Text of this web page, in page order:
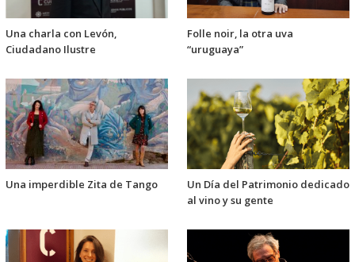
Una charla con Levón,
Ciudadano Ilustre
Folle noir, la otra uva
“uruguaya”
Una imperdible Zita de Tango
Un Día del Patrimonio dedicado
al vino y su gente